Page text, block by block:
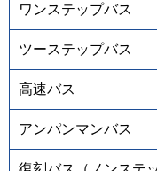
ワンステップバス
ツーステップバス
高速バス
アンパンマンバス